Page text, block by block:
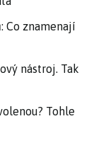
Co znamenají
nástroj. Tak
Tohle